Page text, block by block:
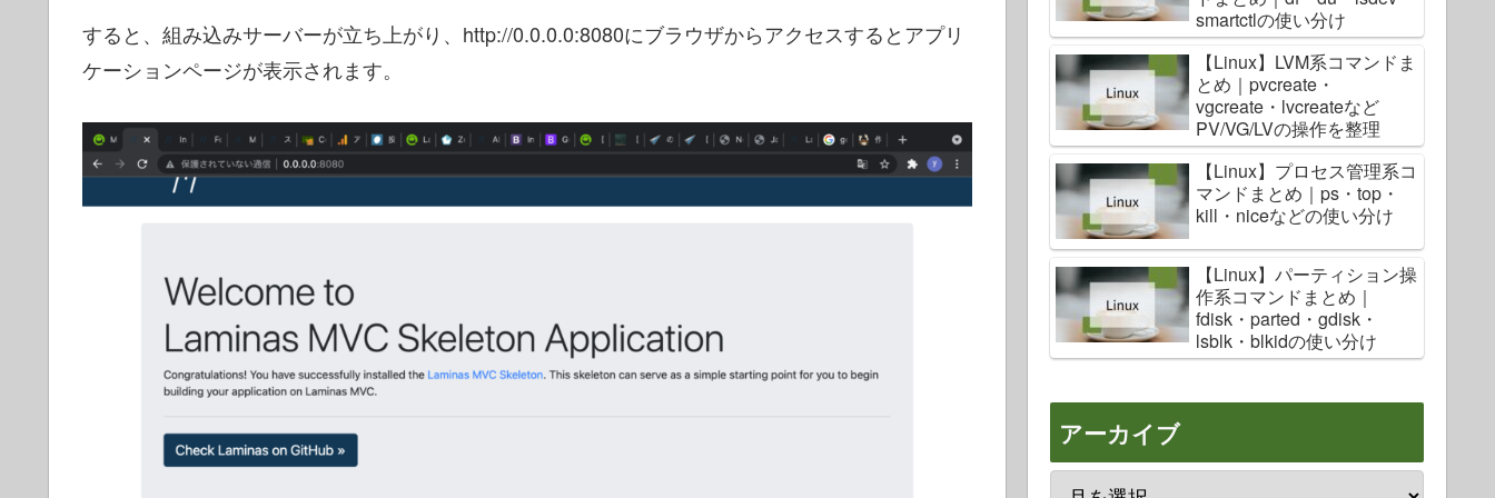
すると、組み込みサーバーが立ち上がり、http://0.0.0.0:8080にブラウザからアクセスするとアプリ
ケーションページが表示されます。
smartctlの使い分け
【Linux】LVM系コマンドま
とめ｜pvcreate・
vgcreate・lvcreateなど
PV/VG/LVの操作を整理
【Linux】プロセス管理系コ
マンドまとめ｜ps・top・
kill・niceなどの使い分け
【Linux】パーティション操
作系コマンドまとめ｜
fdisk・parted・gdisk・
lsblk・blkidの使い分け
アーカイブ